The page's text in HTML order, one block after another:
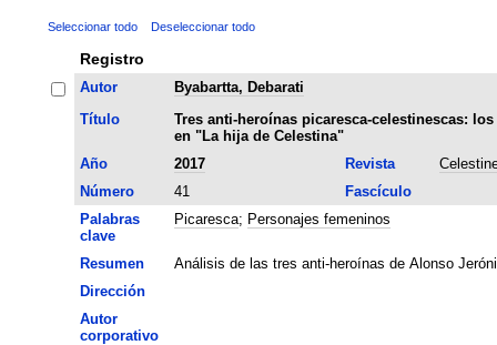
Seleccionar todo Deseleccionar todo
Registro
Autor
Byabartta, Debarati
Título
Tres anti-heroínas picaresca-celestinescas:
en "La hija de Celestina"
Año
2017 Revista
Número
41
Fascículo
Palabras
clave
Picaresca; Personajes femeninos
Resumen
Análisis de las tres anti-heroínas de Alonso
Dirección
Autor
corporativo